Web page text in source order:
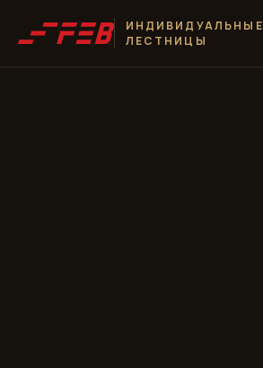
ИНДИВИДУАЛЬНЫЕ
ЛЕСТНИЦЫ